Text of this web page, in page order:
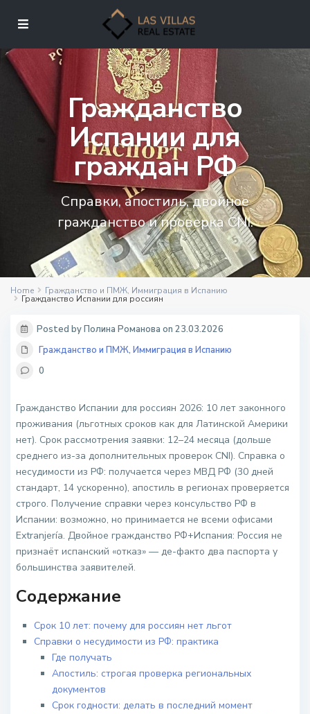
Гражданство
Испании для
граждан РФ
Справки, апостиль, двойное
гражданство и проверка CNI.
Home Гражданство и ПМЖ, Иммиграция в Испанию
Гражданство Испании для россиян
Posted by Полина Романова on 23.03.2026
Гражданство и ПМЖ,Иммиграция в Испанию
0
Гражданство Испании для россиян 2026: 10 лет законного
проживания (льготных сроков как для Латинской Америки
нет). Срок рассмотрения заявки: 12–24 месяца (дольше
среднего из-за дополнительных проверок CNI). Справка о
несудимости из РФ: получается через МВД РФ (30 дней
стандарт, 14 ускоренно), апостиль в регионах проверяется
строго. Получение справки через консульство РФ в
Испании: возможно, но принимается не всеми офисами
Extranjería. Двойное гражданство РФ+Испания: Россия не
признаёт испанский «отказ» — де-факто два паспорта у
большинства заявителей.
Содержание
Срок 10 лет: почему для россиян нет льгот
Справки о несудимости из РФ: практика
Где получать
Апостиль: строгая проверка региональных
документов
Срок годности: делать в последний момент